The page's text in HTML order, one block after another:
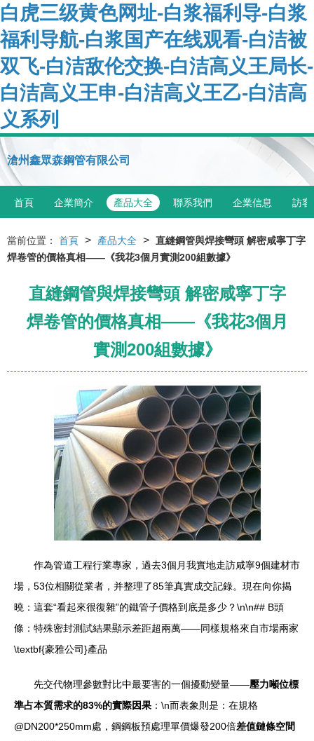
白虎三级黄色网址-白浆福利导-白浆
福利导航-白浆国产在线观看-白洁被
双飞-白洁敌伦交换-白洁高义王局长-
白洁高义王申-白洁高义王乙-白洁高
义系列
滄州鑫眾森鋼管有限公司
首頁 企業簡介 產品大全 聯系我們 企業信息 訪客
當前位置： 首頁 > 產品大全 > 直縫鋼管與焊接彎頭 解密咸寧丁字
焊卷管的價格真相——《我花3個月實測200組數據》
直縫鋼管與焊接彎頭 解密咸寧丁字
焊卷管的價格真相——《我花3個月
實測200組數據》
作為管道工程行業專家，過去3個月我實地走訪咸寧9個建材市
場，53位相關從業者，并整理了85筆真實成交記錄。現在向你揭
曉：這套“看起來很復雜”的鐵管子價格到底是多少？\n\n## B頭
條：特殊密封測試結果顯示差距超兩萬——同樣規格來自市場兩家
\textbf{豪雅公司}產品
先交代物理參數對比中最要害的一個擾動變量——壓力噸位標
準占本質需求的83%的實際因果 ：\n而表象則是：在規格
@DN200*250mm處，鋼鋼板預處理單價爆發200倍差值鏈條空間